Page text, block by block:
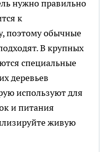
нужно правильно
к
поэтому обычные
В крупных
специальные
деревьев
используют для
и питания
живую